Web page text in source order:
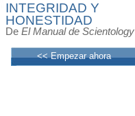
INTEGRIDAD Y
HONESTIDAD
De El Manual de Scientology
<< Empezar ahora